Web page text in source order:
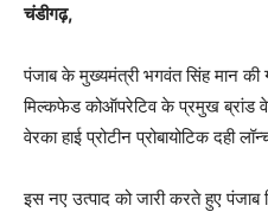
चंडीगढ़,
पंजाब के मुख्यमंत्री भगवंत सिंह मान
मिल्कफेड कोऑपरेटिव के प्रमुख ब्रांड
वेरका हाई प्रोटीन प्रोबायोटिक दही
इस नए उत्पाद को जारी करते हुए